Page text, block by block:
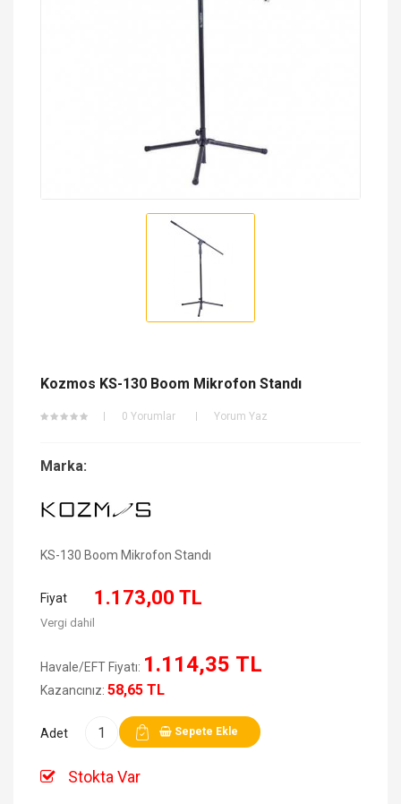
Kozmos KS-130 Boom Mikrofon Standı
0 Yorumlar Yorum Yaz
Marka:
KS-130 Boom Mikrofon Standı
Fiyat 1.173,00 TL
Vergi dahil
Havale/EFT Fiyatı: 1.114,35 TL
Kazancınız: 58,65 TL
Adet Sepete Ekle
Stokta Var